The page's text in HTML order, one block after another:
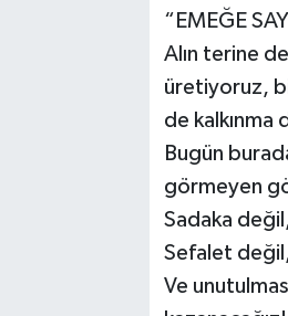
“EMEĞE
Alın terine
üretiyoruz,
de kalkınma
Bugün
görmeyen
Sadaka
Sefalet
Ve